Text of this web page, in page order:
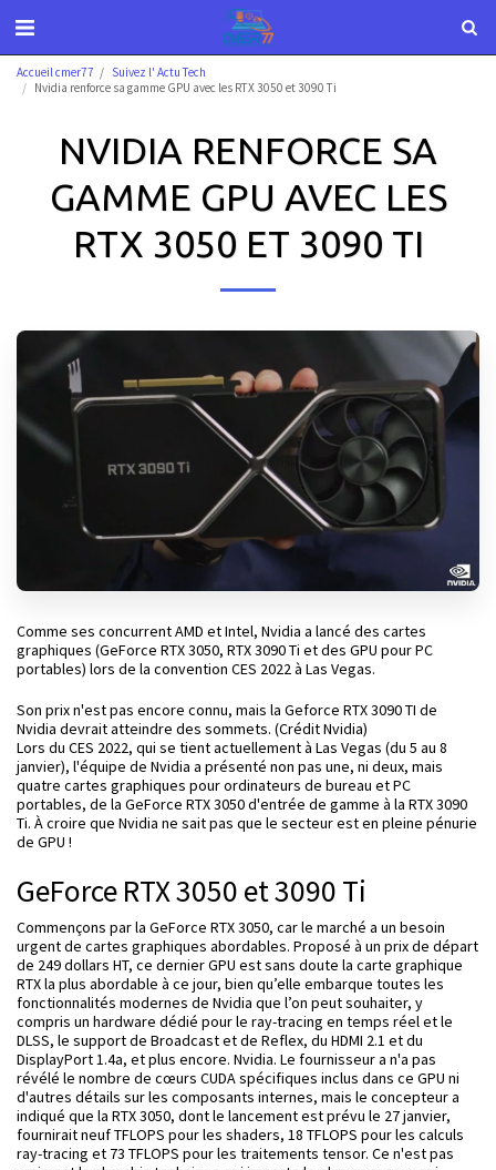
Accueil cmer77
Suivez l' Actu Tech
Nvidia renforce sa gamme GPU avec les RTX 3050 et 3090 Ti
NVIDIA RENFORCE SA
GAMME GPU AVEC LES
RTX 3050 ET 3090 TI
Comme ses concurrent AMD et Intel, Nvidia a lancé des cartes
graphiques (GeForce RTX 3050, RTX 3090 Ti et des GPU pour PC
portables) lors de la convention CES 2022 à Las Vegas.
Son prix n'est pas encore connu, mais la Geforce RTX 3090 TI de
Nvidia devrait atteindre des sommets. (Crédit Nvidia)
Lors du CES 2022, qui se tient actuellement à Las Vegas (du 5 au 8
janvier), l'équipe de Nvidia a présenté non pas une, ni deux, mais
quatre cartes graphiques pour ordinateurs de bureau et PC
portables, de la GeForce RTX 3050 d'entrée de gamme à la RTX 3090
Ti. À croire que Nvidia ne sait pas que le secteur est en pleine pénurie
de GPU !
GeForce RTX 3050 et 3090 Ti
Commençons par la GeForce RTX 3050, car le marché a un besoin
urgent de cartes graphiques abordables. Proposé à un prix de départ
de 249 dollars HT, ce dernier GPU est sans doute la carte graphique
RTX la plus abordable à ce jour, bien qu’elle embarque toutes les
fonctionnalités modernes de Nvidia que l’on peut souhaiter, y
compris un hardware dédié pour le ray-tracing en temps réel et le
DLSS, le support de Broadcast et de Reflex, du HDMI 2.1 et du
DisplayPort 1.4a, et plus encore. Nvidia. Le fournisseur a n'a pas
révélé le nombre de cœurs CUDA spécifiques inclus dans ce GPU ni
d'autres détails sur les composants internes, mais le concepteur a
indiqué que la RTX 3050, dont le lancement est prévu le 27 janvier,
fournirait neuf TFLOPS pour les shaders, 18 TFLOPS pour les calculs
ray-tracing et 73 TFLOPS pour les traitements tensor. Ce n'est pas